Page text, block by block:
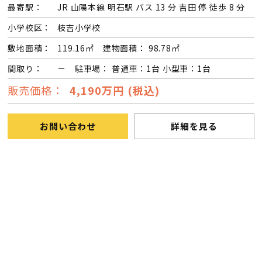
最寄駅：
JR 山陽本線 明石駅 バス 13 分 吉田 停 徒歩 8 分
小学校区：
枝吉小学校
敷地面積：
119.16㎡ 建物面積： 98.78㎡
間取り：
－ 駐車場： 普通車：1台 小型車：1台
販売価格： 4,190万円 (税込)
お問い合わせ 詳細を見る